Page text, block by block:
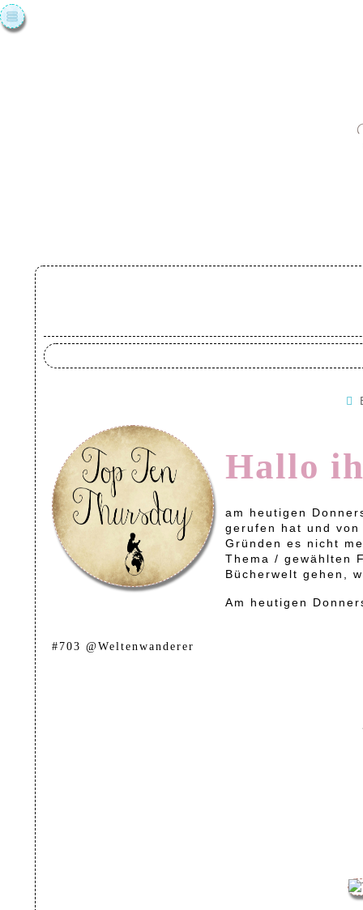
Hallo
am heutigen
gerufen hat und
Gründen es nicht
Thema / gewählten
Bücherwelt gehen,
Am heutigen
#703 @Weltenwanderer